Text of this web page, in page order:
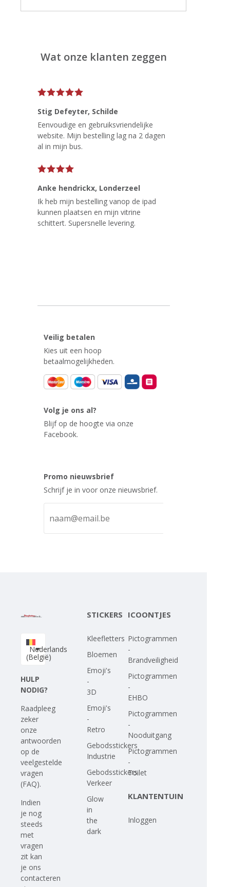
Wat onze klanten zeggen
Stig Defeyter, Schilde
Eenvoudige en gebruiksvriendelijke
website. Mijn bestelling lag na 2 dagen
al in mijn bus.
Anke hendrickx, Londerzeel
Ik heb mijn bestelling vanop de ipad
kunnen plaatsen en mijn vitrine
schittert. Supersnelle levering.
Veilig betalen
Kies uit een hoop
betaalmogelijkheden.
Volg je ons al?
Blijf op de hoogte via onze
Facebook.
Promo nieuwsbrief
Schrijf je in voor onze nieuwsbrief.
Nederlands
(België)
HULP
NODIG?
Raadpleeg
zeker
onze
antwoorden
op de
veelgestelde
vragen
(FAQ).
Indien
je nog
steeds
met
vragen
zit kan
je ons
contacteren
STICKERS
Kleefletters
Bloemen
Emoji's
-
3D
Emoji's
-
Retro
Gebodsstickers
Industrie
Gebodsstickers
Verkeer
Glow
in
the
dark
ICOONTJES
Pictogrammen
-
Brandveiligheid
Pictogrammen
-
EHBO
Pictogrammen
-
Nooduitgang
Pictogrammen
-
Toilet
KLANTENTUIN
Inloggen